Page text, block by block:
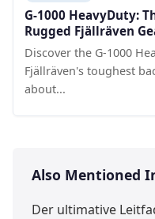
G-1000 HeavyDuty:
Rugged Fjällräven
Discover the G-1000
Fjällräven's toughest
about...
Also Mentioned
Der ultimative